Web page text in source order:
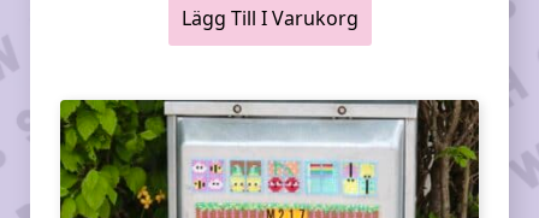
Lägg Till I Varukorg